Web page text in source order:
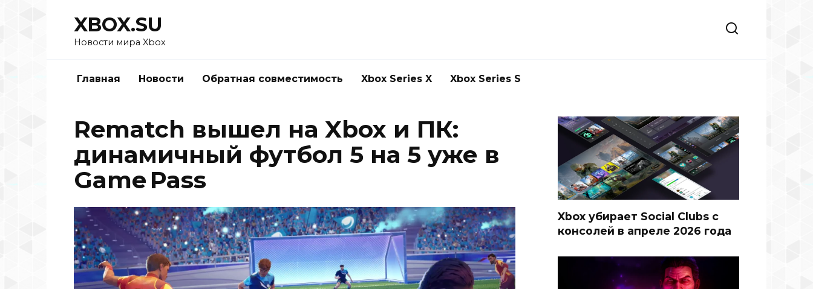
XBOX.SU
Новости мира Xbox
Главная Новости Обратная совместимость Xbox Series X Xbox Series S
Rematch вышел на Xbox и ПК:
динамичный футбол 5 на 5 уже в
Game Pass
Xbox убирает Social Clubs с
консолей в апреле 2026 года